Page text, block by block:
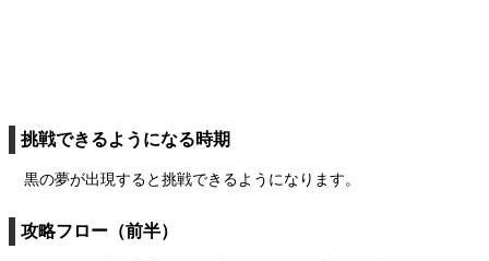
挑戦できるようになる時期
黒の夢が出現すると挑戦できるようになります。
攻略フロー（前半）